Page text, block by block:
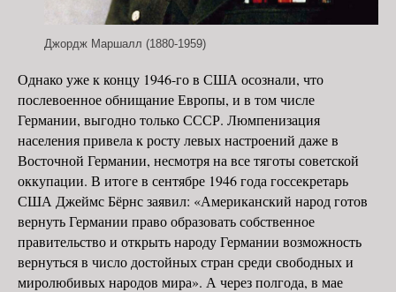
Джордж Маршалл (1880-1959)
Однако уже к концу 1946-го в США осознали, что
послевоенное обнищание Европы, и в том числе
Германии, выгодно только СССР. Люмпенизация
населения привела к росту левых настроений даже в
Восточной Германии, несмотря на все тяготы советской
оккупации. В итоге в сентябре 1946 года госсекретарь
США Джеймс Бёрнс заявил: «Американский народ готов
вернуть Германии право образовать собственное
правительство и открыть народу Германии возможность
вернуться в число достойных стран среди свободных и
миролюбивых народов мира». А через полгода, в мае